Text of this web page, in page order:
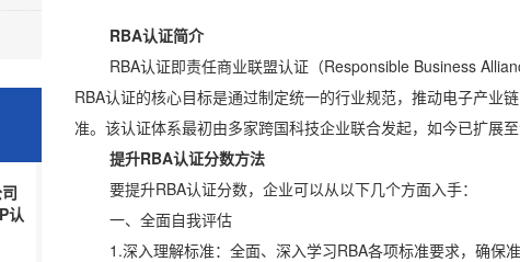
认
RBA认证简介
RBA认证即责任商业联盟认证（Responsible Business
RBA认证的核心目标是通过制定统一的行业规范，推动电子产业
准。该认证体系最初由多家跨国科技企业联合发起，如今已扩展
提升RBA认证分数方法
要提升RBA认证分数，企业可以从以下几个方面入手：
一、全面自我评估
1.深入理解标准：全面、深入学习RBA各项标准要求，确保准